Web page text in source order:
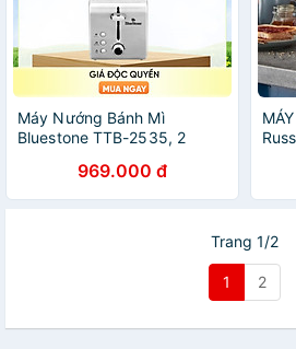
Máy Nướng Bánh Mì
Bluestone TTB-2535, 2
Hàng chính hãng
969.000 đ
Trang 1/2
1 2